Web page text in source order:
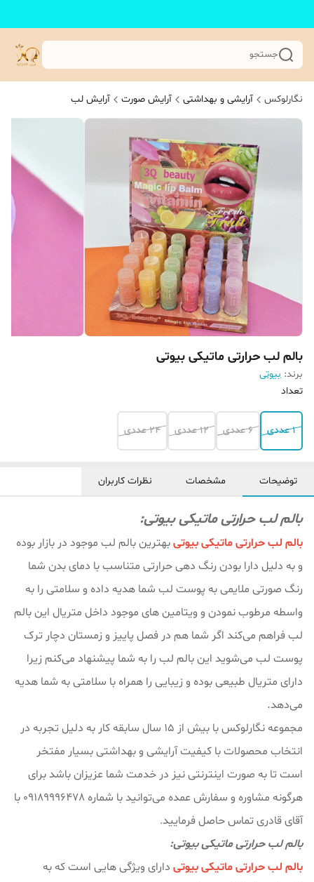
جستجو
نگارلوکس آرایشی و بهداشتی آرایش صورت آرایش لب
بالم لب حرارتی ماتیکی بیوتی
برند: بیوتی
تعداد
1 عددی 6 عددی 12 عددی 24 عددی
توضیحات مشخصات نظرات کاربران
بالم لب حرارتی ماتیکی بیوتی:
بالم لب حرارتی ماتیکی بیوتیبهترین بالم لب موجود در بازار بوده
و به دلیل دارا بودن رنگ دهی حرارتی متناسب با دمای بدن شما
رنگ صورتی ملایمی به پوست لب شما هدیه داده و سلامتی را به
واسطه مرطوب نمودن و ویتامین های موجود داخل متریال این بالم
لب فراهم می‌کند اگر شما هم در فصل پاییز و زمستان دچار ترک
پوست لب می‌شوید این بالم لب را به شما پیشنهاد می‌کنم زیرا
دارای متریال طبیعی بوده و زیبایی را همراه با سلامتی به شما هدیه
می‌دهد.
مجموعه نگارلوکس با بیش از ۱۵ سال سابقه کار به دلیل تجربه در
انتخاب محصولات با کیفیت آرایشی و بهداشتی بسیار مفتخر
است تا به صورت اینترنتی نیز در خدمت شما عزیزان باشد برای
هرگونه مشاوره و سفارش عمده می‌توانید با شماره 09189996478 با
آقای قادری تماس حاصل فرمایید.
بالم لب حرارتی ماتیکی بیوتی:
بالم لب حرارتی ماتیکی بیوتی دارای ویژگی هایی است که به